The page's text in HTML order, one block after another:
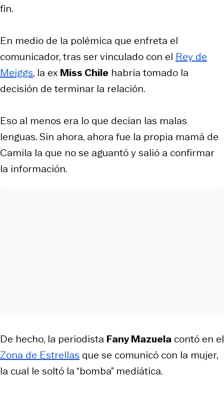
fin.
En medio de la polémica que enfreta el
comunicador, tras ser vinculado con el Rey de
Meiggs, la ex Miss Chile habría tomado la
decisión de terminar la relación.
Eso al menos era lo que decían las malas
lenguas. Sin ahora, ahora fue la propia mamá de
Camila la que no se aguantó y salió a confirmar
la información.
De hecho, la periodista Fany Mazuela contó en el
Zona de Estrellas que se comunicó con la mujer,
la cual le soltó la “bomba” mediática.